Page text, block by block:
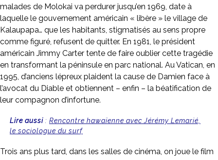
malades de Molokai va perdurer jusqu’en 1969, date à
laquelle le gouvernement américain « libère » le village de
Kalaupapa… que les habitants, stigmatisés au sens propre
comme figuré, refusent de quitter. En 1981, le président
américain Jimmy Carter tente de faire oublier cette tragédie
en transformant la péninsule en parc national. Au Vatican, en
1995, d’anciens lépreux plaident la cause de Damien face à
l’avocat du Diable et obtiennent – enfin – la béatification de
leur compagnon d’infortune.
Lire aussi : Rencontre hawaïenne avec Jérémy Lemarié,
le sociologue du surf
Trois ans plus tard, dans les salles de cinéma, on joue le film